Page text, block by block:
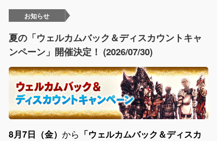
お知らせ
夏の「ウェルカムバック＆ディスカウントキャ
ンペーン」開催決定！ (2026/07/30)
8月7日（金） から 「ウェルカムバック＆ディスカ